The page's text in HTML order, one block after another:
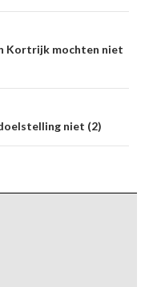
Kortrijk mochten niet
niet (2)